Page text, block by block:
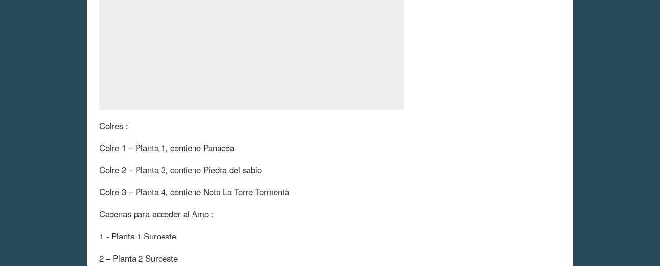
Cofres :
Cofre 1 – Planta 1, contiene Panacea
Cofre 2 – Planta 3, contiene Piedra del sabio
Cofre 3 – Planta 4, contiene Nota La Torre Tormenta
Cadenas para acceder al Amo :
1 - Planta 1 Suroeste
2 – Planta 2 Suroeste